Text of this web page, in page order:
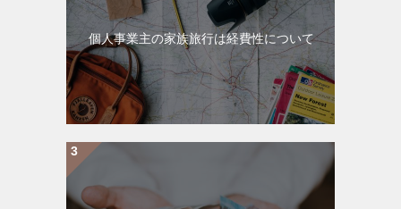
個人事業主の家族旅行は経費性について